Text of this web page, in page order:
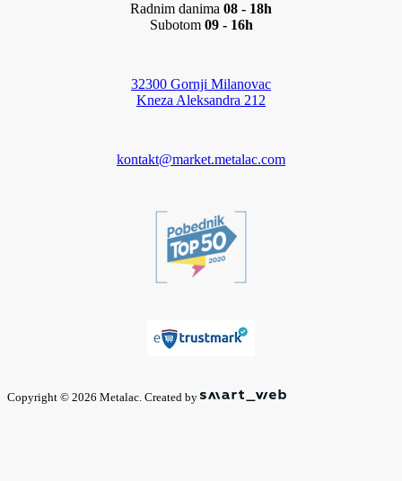
Radnim danima 08 - 18h
Subotom 09 - 16h
32300 Gornji Milanovac
Kneza Aleksandra 212
kontakt@market.metalac.com
Copyright © 2026 Metalac. Created by